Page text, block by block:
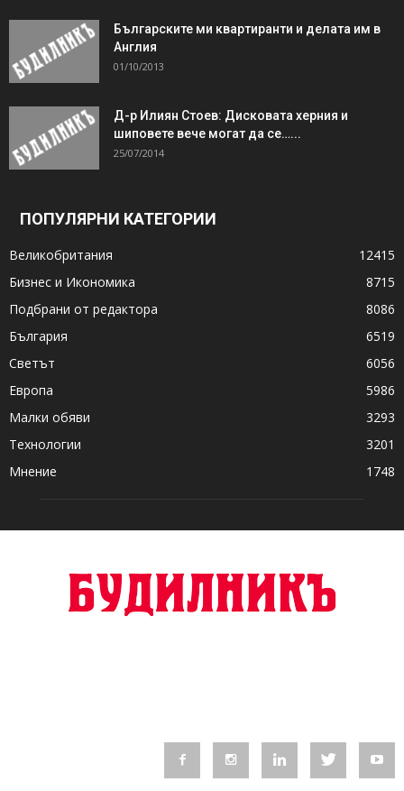
Българските ми квартиранти и делата им в
Англия
01/10/2013
Д-р Илиян Стоев: Дисковата херния и
шиповете вече могат да се…...
25/07/2014
ПОПУЛЯРНИ КАТЕГОРИИ
Великобритания
12415
Бизнес и Икономика
8715
Подбрани от редактора
8086
България
6519
Светът
6056
Европа
5986
Малки обяви
3293
Технологии
3201
Мнение
1748